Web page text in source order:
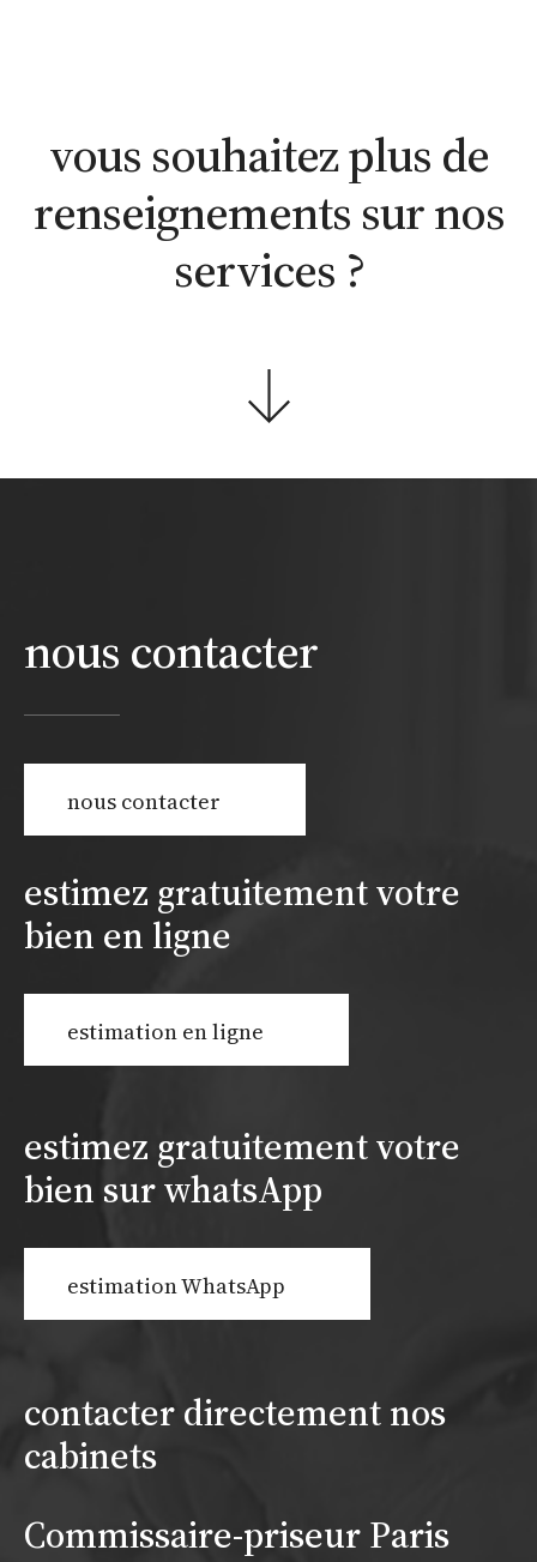
vous souhaitez plus de
renseignements sur nos
services ?
nous contacter
nous contacter
estimez gratuitement votre
bien en ligne
estimation en ligne
estimez gratuitement votre
bien sur whatsApp
estimation WhatsApp
contacter directement nos
cabinets
Commissaire-priseur Paris